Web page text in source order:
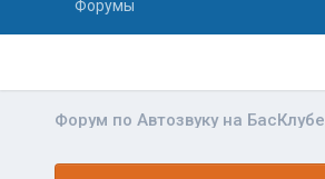
Форумы
Форум по Автозвуку на БасКлубе